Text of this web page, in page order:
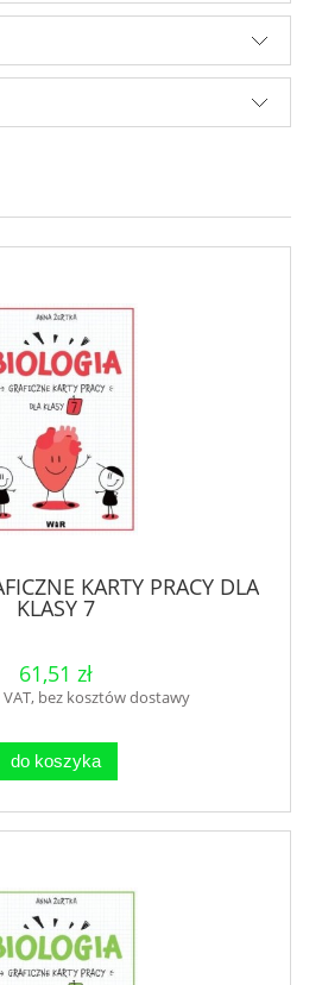
KARTY PRACY DLA
KLASY 7
61,51 zł
VAT, bez kosztów dostawy
do koszyka